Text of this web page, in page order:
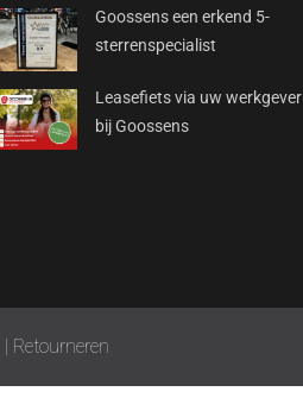
Goossens een erkend 5-
sterrenspecialist
Leasefiets via uw werkgever
bij Goossens
| Retourneren